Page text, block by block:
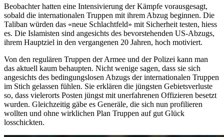
Beobachter hatten eine Intensivierung der Kämpfe vorausgesagt,
sobald die internationalen Truppen mit ihrem Abzug beginnen. Die
Taliban würden das «neue Schlachtfeld» mit Sicherheit testen, hiess
es. Die Islamisten sind angesichts des bevorstehenden US-Abzugs,
ihrem Hauptziel in den vergangenen 20 Jahren, hoch motiviert.
Von den regulären Truppen der Armee und der Polizei kann man
das aktuell kaum behaupten. Nicht wenige sagen, dass sie sich
angesichts des bedingungslosen Abzugs der internationalen Truppen
im Stich gelassen fühlen. Sie erklären die jüngsten Gebietsverluste
so, dass vielerorts Posten jüngst mit unerfahrenen Offizieren besetzt
wurden. Gleichzeitig gäbe es Generäle, die sich nun profilieren
wollten und ohne wirklichen Plan Truppen auf gut Glück
losschickten.